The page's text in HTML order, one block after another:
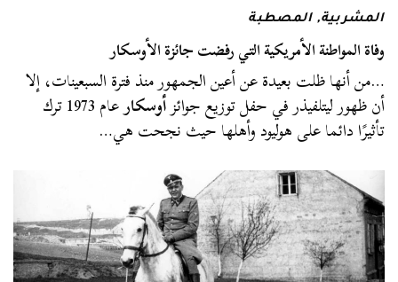
المشربية,المصطبة
وفاة المواطنة الأمريكية التي رفضت جائزة الأوسكار
…من أنها ظلت بعيدة عن أعين الجمهور منذ فترة السبعينات، إلا
أن ظهور ليتلفيذر في حفل توزيع جوائزأوسكار عام 1973 ترك
تأثيرًا دائما على هوليود وأهلها حيث نجحت هي…